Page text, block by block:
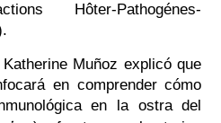
Hôter-Pathogénes-
Muñoz explicó que
en comprender cómo
en la ostra del